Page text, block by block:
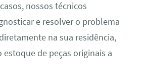
nossos técnicos
e resolver o problema
na sua residência,
estoque de peças originais a